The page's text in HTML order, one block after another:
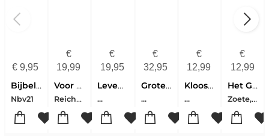
€9,95
Bijbelcursus
Nbv21
€
19,99
Voor Een Tijd Als Deze
Reichel, Hanna
€
19,95
Leven Met Jezus
...
€
32,95
Grote Bijbelverhalenboek
...
€
12,99
Klooster! 35 - Dromen
...
€
12,99
Het Grote Zoete Zusjes Vakantieboek 6
Zoete, Hanneke De